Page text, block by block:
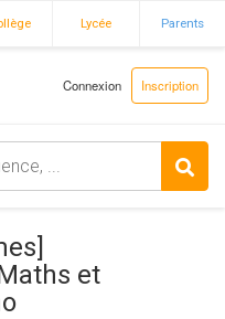
Lycée Parents
Connexion Inscription
et